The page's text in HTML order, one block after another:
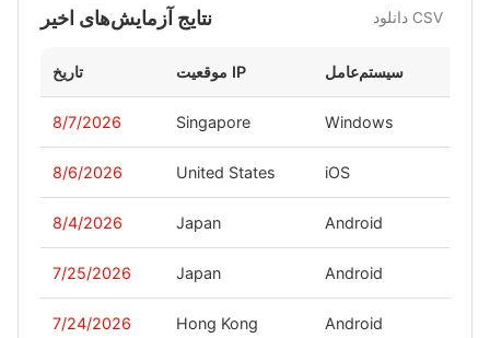
نتایج آزمایش‌های اخیر دانلود CSV
تاریخ موقعیت IP سیستم‌عامل
8/7/2026 Singapore Windows
8/6/2026 United States iOS
8/4/2026 Japan Android
7/25/2026 Japan Android
7/24/2026 Hong Kong Android